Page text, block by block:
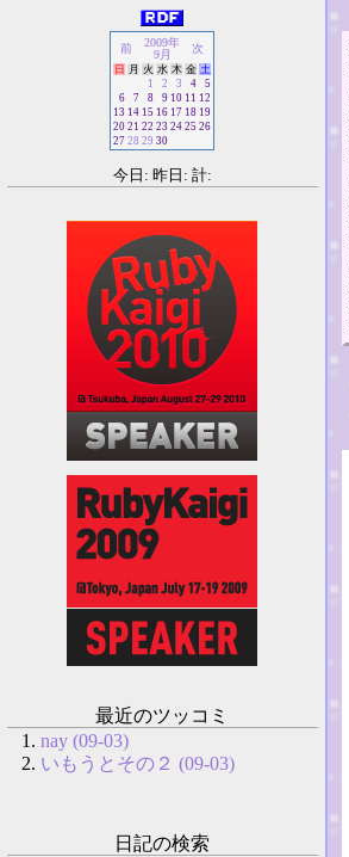
前
2009年
9月
次
日 月 火 水 木 金 土
1
2 3 4
5
6
7 8 9 10 11 12
13 14 15 16 17 18 19
20 21 22 23 24 25 26
27 28 29 30
今日: 昨日: 計:
最近のツッコミ
nay (09-03)
いもうとその２ (09-03)
日記の検索